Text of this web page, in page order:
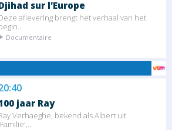
sur l'Europe
aflevering brengt het verhaal van het
Documentaire
jaar Ray
Verhaeghe, bekend als Albert uit